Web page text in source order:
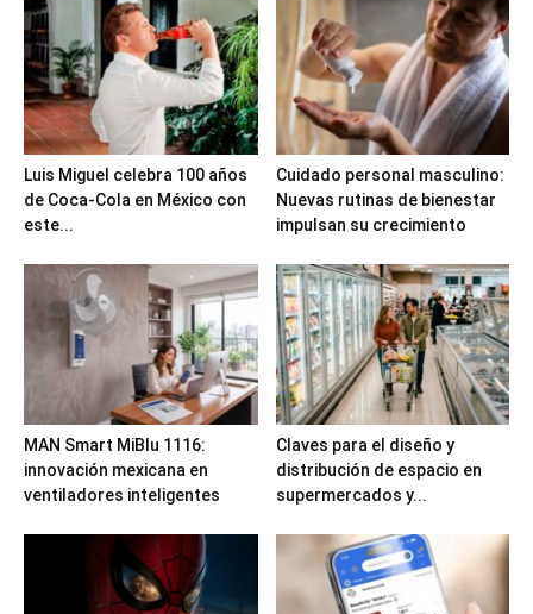
Luis Miguel celebra 100 años
de Coca-Cola en México con
este...
Cuidado personal masculino:
Nuevas rutinas de bienestar
impulsan su crecimiento
MAN Smart MiBlu 1116:
innovación mexicana en
ventiladores inteligentes
Claves para el diseño y
distribución de espacio en
supermercados y...